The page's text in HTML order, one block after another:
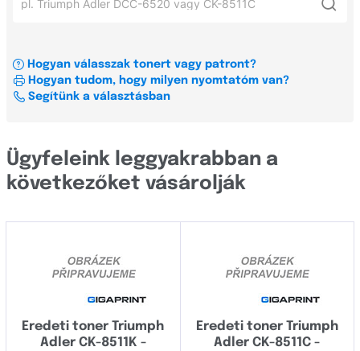
Xerox
Címkenyomtató és szalag konfigurátor
Minden gyártó
Brother
Dymo
ADLER
Triumph Adler 2507ci
Triumph Adler DCC 2500ci
Triumph Adler P-C3565i MFP
Hogyan válasszak tonert vagy patront?
Hogyan tudom, hogy milyen nyomtatóm van?
Segítünk a választásban
Ügyfeleink leggyakrabban a
következőket vásárolják
Eredeti toner Triumph
Adler CK-8511K -
Eredeti toner Triumph
Adler CK-8511C -